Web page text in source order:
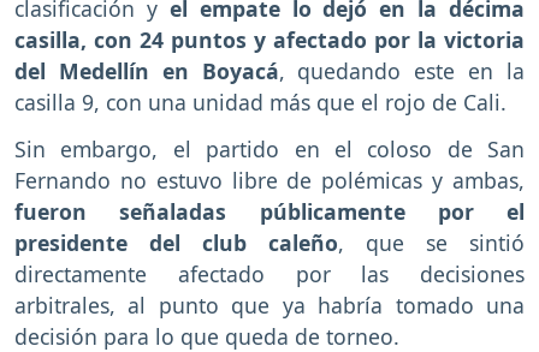
clasificación y el empate lo dejó en la décima
casilla, con 24 puntos y afectado por la victoria
del Medellín en Boyacá, quedando este en la
casilla 9, con una unidad más que el rojo de Cali.
Sin embargo, el partido en el coloso de San
Fernando no estuvo libre de polémicas y ambas,
fueron señaladas públicamente por el
presidente del club caleño, que se sintió
directamente afectado por las decisiones
arbitrales, al punto que ya habría tomado una
decisión para lo que queda de torneo.